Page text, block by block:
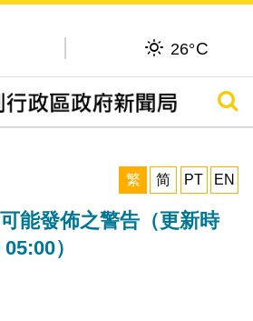
26°C
搜尋
繁
简 PT EN
能發佈之警告（更新時
）